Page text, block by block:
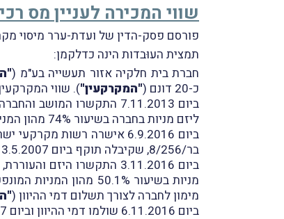
שווי המכירה לעניין מס
פורסם פסק-הדין של ועדת-ערר מיסוי
תמצית העוּבדות הינה כדלקמן:
חברת בית חלקיה אזור תעשייה בע"מ (
כ-20 דונם (
"המקרקעין"). שווי המקרקעין לעניין מס
ביום 7.11.2013 התקשרו המושב והחברה עם חברת אלדד ונדב נדל"ן בע"מ (
ליזם מניות בחברה בשיעור 74% מהון המניות המונפק של החברה (
ביום 6.9.2016 אישרה רשות מקרקעי ישראל (
בר/8/256, שקיבלה תוקף ביום 13.5.2007 (
ביום 3.11.2016 התקשרו
מניות בשיעור
מימון לחברה לצורך תשלום דמי ההיוון (
ביום 6.11.2016 שולמו דמי ההיוון וביום 2.2.2017 נחתם הסכם הפיתוח בין רמ"י לבין החברה (